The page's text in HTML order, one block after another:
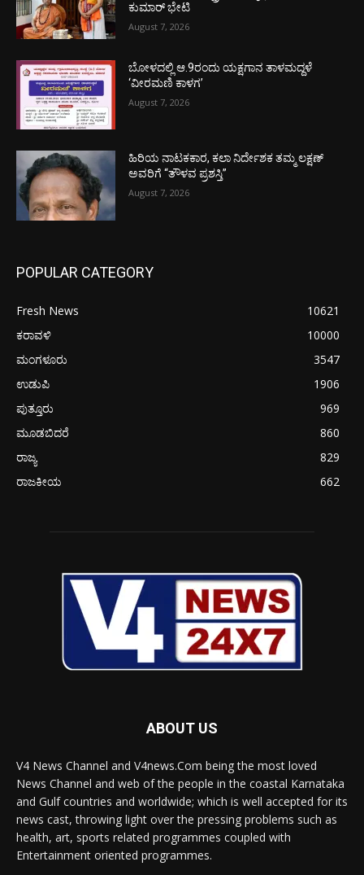
ಕುಮಾರ್ ಭೇಟಿ
August 7, 2026
ಬೋಳದಲ್ಲಿ ಆ.9ರಂದು ಯಕ್ಷಗಾನ ತಾಳಮದ್ದಳೆ
‘ವೀರಮಣಿ ಕಾಳಗ’
August 7, 2026
ಹಿರಿಯ ನಾಟಕಕಾರ, ಕಲಾ ನಿರ್ದೇಶಕ ತಮ್ಮ ಲಕ್ಷಣ್
ಅವರಿಗೆ “ತೌಳವ ಪ್ರಶಸ್ತಿ”
August 7, 2026
POPULAR CATEGORY
Fresh News
10621
ಕರಾವಳಿ
10000
ಮಂಗಳೂರು
3547
ಉಡುಪಿ
1906
ಪುತ್ತೂರು
969
ಮೂಡಬಿದರೆ
860
ರಾಜ್ಯ
829
ರಾಜಕೀಯ
662
ABOUT US
V4 News Channel and V4news.Com being the most loved
News Channel and web of the people in the coastal Karnataka
and Gulf countries and worldwide; which is well accepted for its
news cast, throwing light over the pressing problems such as
health, art, sports related programmes coupled with
Entertainment oriented programmes.